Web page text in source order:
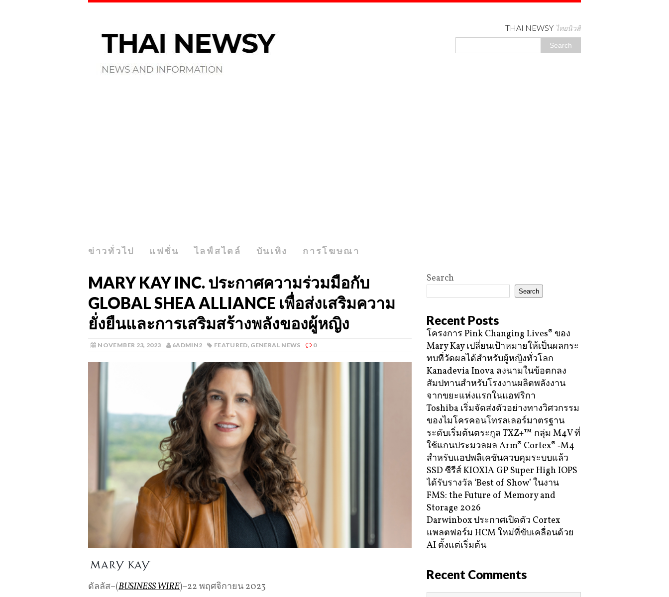
THAI NEWSY ไทยนิวสี่
ข่าวทั่วไป แฟชั่น ไลฟ์สไตล์ บันเทิง การโฆษณา
MARY KAY INC. ประกาศความร่วมมือกับ
GLOBAL SHEA ALLIANCE เพื่อส่งเสริมความ
ยั่งยืนและการเสริมสร้างพลังของผู้หญิง
NOVEMBER 23, 2023 6ADMIN2 FEATURED, GENERAL NEWS 0
ดัลลัส–(BUSINESS WIRE)–22 พฤศจิกายน 2023
Search
Search
Recent Posts
โครงการ Pink Changing Lives® ของ
Mary Kay เปลี่ยนเป้าหมายให้เป็นผลกระ
ทบที่วัดผลได้สำหรับผู้หญิงทั่วโลก
Kanadevia Inova ลงนามในข้อตกลง
สัมปทานสำหรับโรงงานผลิตพลังงาน
จากขยะแห่งแรกในแอฟริกา
Toshiba เริ่มจัดส่งตัวอย่างทางวิศวกรรม
ของไมโครคอนโทรลเลอร์มาตรฐาน
ระดับเริ่มต้นตระกูล TXZ+™ กลุ่ม M4V ที่
ใช้แกนประมวลผล Arm® Cortex® ‑M4
สำหรับแอปพลิเคชันควบคุมระบบแล้ว
SSD ซีรีส์ KIOXIA GP Super High IOPS
ได้รับรางวัล ‘Best of Show’ ในงาน
FMS: the Future of Memory and
Storage 2026
Darwinbox ประกาศเปิดตัว Cortex
แพลตฟอร์ม HCM ใหม่ที่ขับเคลื่อนด้วย
AI ตั้งแต่เริ่มต้น
Recent Comments